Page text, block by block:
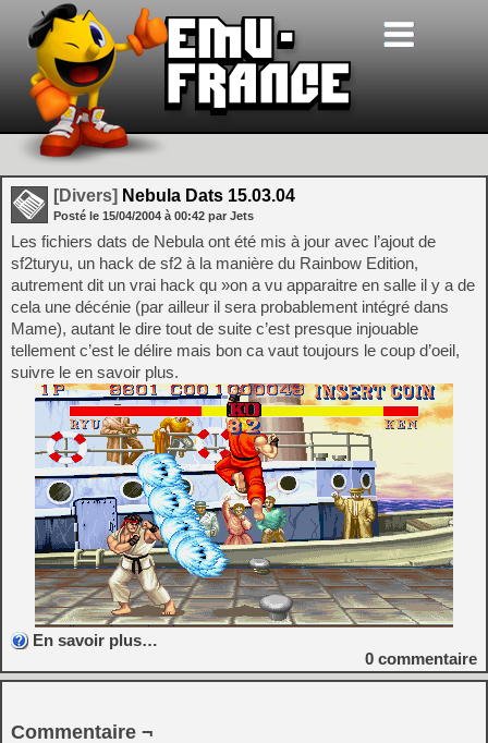
[Divers] Nebula Dats 15.03.04
Posté le 15/04/2004 à 00:42 par Jets
Les fichiers dats de Nebula ont été mis à jour avec l’ajout de
sf2turyu, un hack de sf2 à la manière du Rainbow Edition,
autrement dit un vrai hack qu »on a vu apparaitre en salle il y a de
cela une décénie (par ailleur il sera probablement intégré dans
Mame), autant le dire tout de suite c’est presque injouable
tellement c’est le délire mais bon ca vaut toujours le coup d’oeil,
suivre le en savoir plus.
En savoir plus…
0 commentaire
Commentaire ¬